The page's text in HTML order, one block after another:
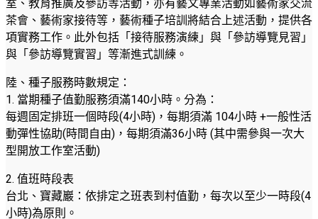
室、教育推廣及參訪等活動，亦有藝文專業活動如藝術家交流
茶會、藝術家接待等，藝術種子培訓將結合上述活動，提供各
項實務工作。此外包括「接待服務演練」與「參訪導覽見習」
與「參訪導覽實習」等漸進式訓練。
陸、種子服務時數規定：
1. 當期種子值勤服務須滿140小時。分為：
每週固定排班一個時段(4小時)，每期須滿 104小時 +一般性活
動彈性協助(時間自由)，每期須滿36小時 (其中需參與一次大
型開放工作室活動)
2. 值班時段表
台北、寶藏巖：依排定之班表到村值勤，每次以至少一時段(4
小時)為原則。